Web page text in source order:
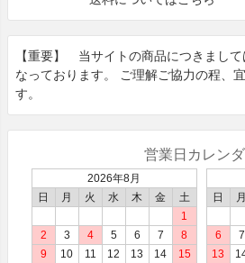
【重要】 当サイトの商品につきまし
なっております。 ご理解ご協⼒の程、
す。
営業日カレン
2026年8月
日
月 火 水 木 金
土
1
2
3 4 5 6 7
8
9
10 11 12 13 14
15
日
月
6
7
13